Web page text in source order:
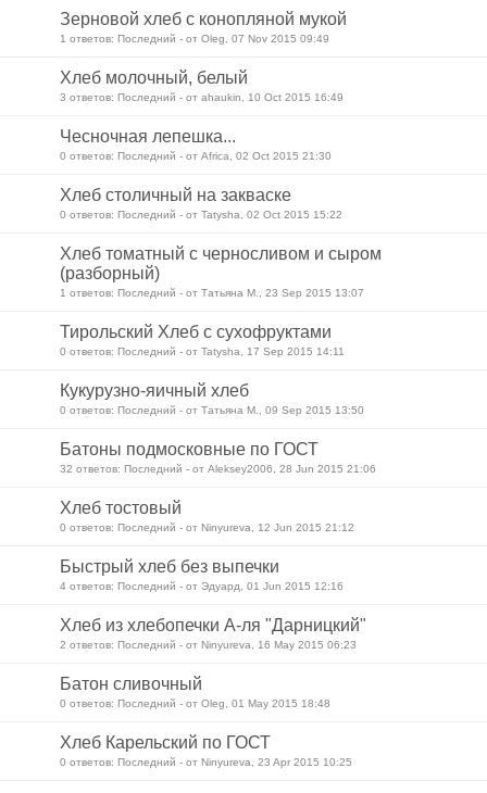
Зерновой хлеб с конопляной мукой
1 ответов: Последний - от Oleg, 07 Nov 2015 09:49
Хлеб молочный, белый
3 ответов: Последний - от ahaukin, 10 Oct 2015 16:49
Чесночная лепешка...
0 ответов: Последний - от Africa, 02 Oct 2015 21:30
Хлеб столичный на закваске
0 ответов: Последний - от Tatysha, 02 Oct 2015 15:22
Хлеб томатный с черносливом и сыром
(разборный)
1 ответов: Последний - от Татьяна М., 23 Sep 2015 13:07
Тирольский Хлеб с сухофруктами
0 ответов: Последний - от Tatysha, 17 Sep 2015 14:11
Кукурузно-яичный хлеб
0 ответов: Последний - от Татьяна М., 09 Sep 2015 13:50
Батоны подмосковные по ГОСТ
32 ответов: Последний - от Aleksey2006, 28 Jun 2015 21:06
Хлеб тостовый
0 ответов: Последний - от Ninyureva, 12 Jun 2015 21:12
Быстрый хлеб без выпечки
4 ответов: Последний - от Эдуард, 01 Jun 2015 12:16
Хлеб из хлебопечки А-ля "Дарницкий"
2 ответов: Последний - от Ninyureva, 16 May 2015 06:23
Батон сливочный
0 ответов: Последний - от Oleg, 01 May 2015 18:48
Хлеб Карельский по ГОСТ
0 ответов: Последний - от Ninyureva, 23 Apr 2015 10:25